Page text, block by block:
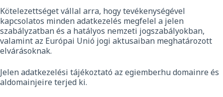
Kötelezettséget vállal arra, hogy tevékenységével
kapcsolatos minden adatkezelés megfelel a jelen
szabályzatban és a hatályos nemzeti jogszabályokban,
valamint az Európai Unió jogi aktusaiban meghatározott
elvárásoknak.
Jelen adatkezelési tájékoztató az egiember.hu domainre és
aldomainjeire terjed ki.